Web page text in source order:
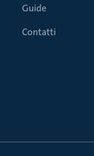
Guide
Contatti